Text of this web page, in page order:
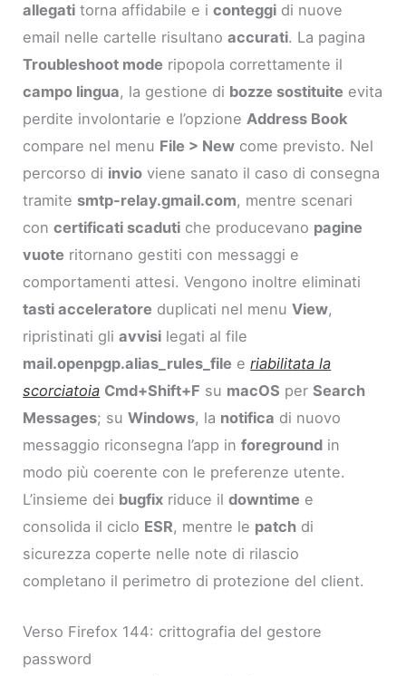
allegati torna affidabile e iconteggi di nuove
email nelle cartelle risultanoaccurati. La pagina
Troubleshoot mode ripopola correttamente il
campo lingua, la gestione di bozze sostituite evita
perdite involontarie e l’opzioneAddress Book
compare nel menu File > New come previsto. Nel
percorso di invio viene sanato il caso di consegna
tramite smtp-relay.gmail.com, mentre scenari
concertificati scaduti che producevano pagine
vuote ritornano gestiti con messaggi e
comportamenti attesi. Vengono inoltre eliminati
tasti acceleratore duplicati nel menuView,
ripristinati gliavvisi legati al file
mail.openpgp.alias_rules_file eriabilitata la
scorciatoia Cmd+Shift+F su macOS perSearch
Messages; suWindows, la notifica di nuovo
messaggio riconsegna l’app inforeground in
modo più coerente con le preferenze utente.
L’insieme dei bugfix riduce ildowntime e
consolida il ciclo ESR, mentre le patch di
sicurezza coperte nelle note di rilascio
completano il perimetro di protezione del client.
Verso Firefox 144: crittografia del gestore
password